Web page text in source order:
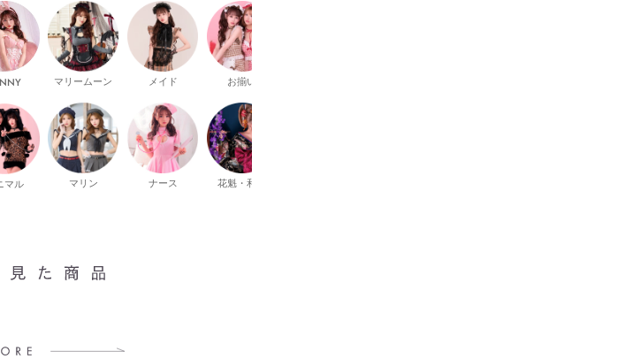
マル
マリームーン
マリン
メイド
ナース
お揃い
花魁・和柄